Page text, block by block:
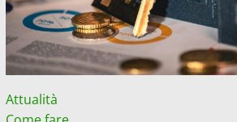
Attualità